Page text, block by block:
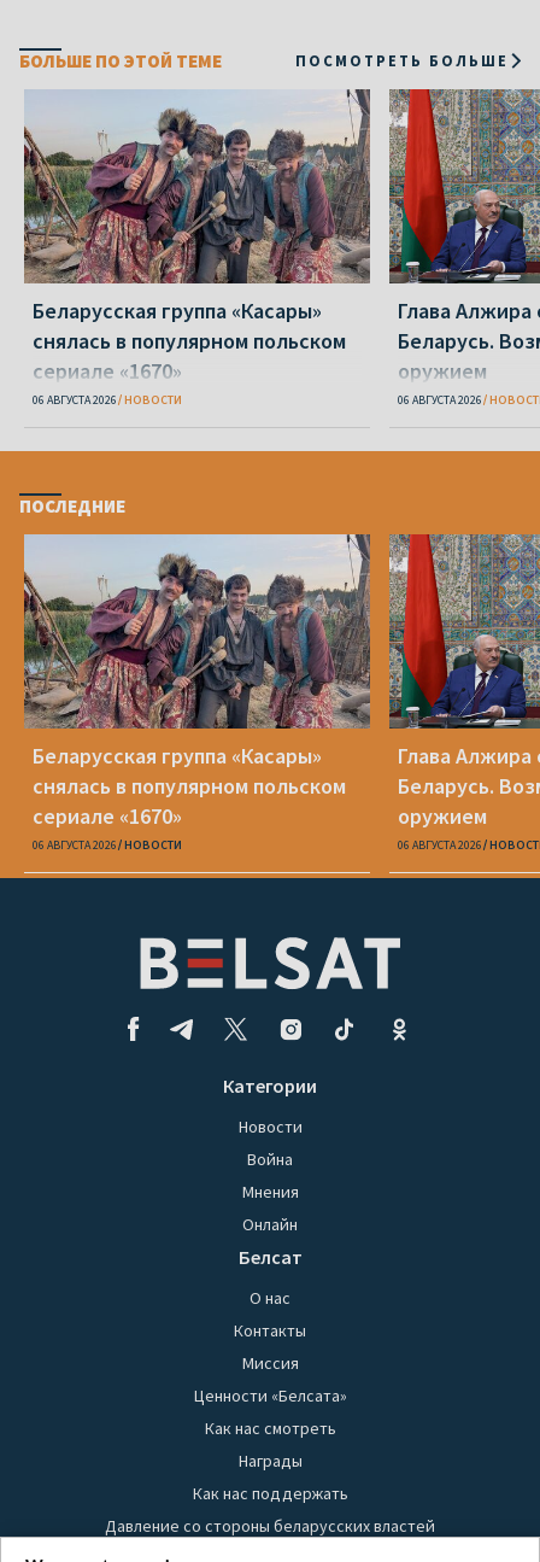
БОЛЬШЕ ПО ЭТОЙ ТЕМЕ ПОСМОТРЕТЬ БОЛЬШЕ
Беларусская группа «Касары»
снялась в популярном польском
сериале «1670»
06 АВГУСТА 2026 НОВОСТИ
Глава Алжира
Беларусь.
оружием
06 АВГУСТА 2026
ПОСЛЕДНИЕ
Беларусская группа «Касары»
снялась в популярном польском
сериале «1670»
06 АВГУСТА 2026 НОВОСТИ
Глава Алжира
Беларусь.
оружием
06 АВГУСТА 2026
Категории
Новости
Война
Мнения
Онлайн
Белсат
О нас
Контакты
Миссия
Ценности «Белсата»
Как нас смотреть
Награды
Как нас поддержать
Давление со стороны беларусских властей